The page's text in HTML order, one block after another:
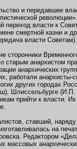
и передавшее
революции».
переход власти к
смертной казни и
власти
сторонники
старым анархистом
анархических
работали анархисты-
других городах
Шлиссельбурге (И.П.
прийти к власти.
ставший,
на
Редактором
массовых